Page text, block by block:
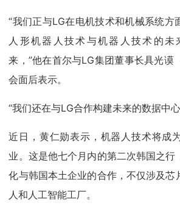
“我们正与LG在电机技术和机械系统方
人形机器人技术与机器人技术的未
来，”他在首尔与LG集团董事长具光谟
会面后表示。
“我们还在与LG合作构建未来的数据中心
近日，黄仁勋表示，机器人技术将成
业。这是他七个月内的第二次韩国之行
化与韩国本土企业的合作，不仅涉及芯
人和人工智能工厂。